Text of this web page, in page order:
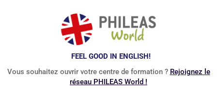
FEEL GOOD IN ENGLISH!
Vous souhaitez ouvrir votre centre de formation ? Rejoignez le
réseau PHILEAS World !